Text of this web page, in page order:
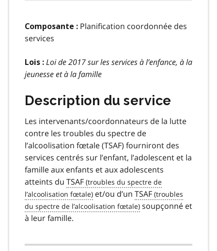
Composante : Planification coordonnée des
services
Lois : Loi de 2017 sur les services à l’enfance, à la
jeunesse et à la famille
Description du service
Les intervenants/coordonnateurs de la lutte
contre les troubles du spectre de
l’alcoolisation fœtale (TSAF) fourniront des
services centrés sur l’enfant, l’adolescent et la
famille aux enfants et aux adolescents
atteints du TSAF
et/ou d’un TSAF
soupçonné et
à leur famille.